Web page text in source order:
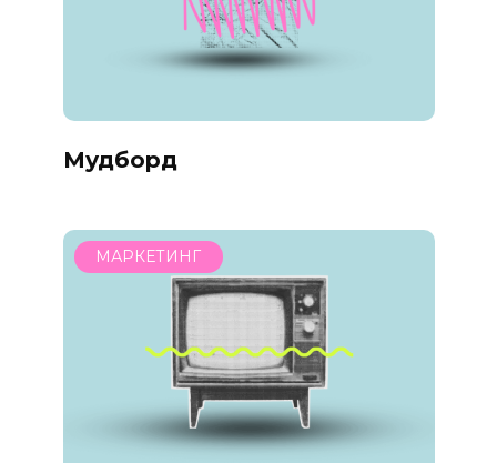
Мудборд
МАРКЕТИНГ